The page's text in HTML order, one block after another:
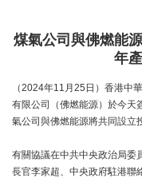
煤氣公司與佛燃能
年
（2024年11月25日）香港中
有限公司（佛燃能源）於今天
氣公司與佛燃能源將共同設立
有關協議在中共中央政治局委
長官李家超、中央政府駐港聯